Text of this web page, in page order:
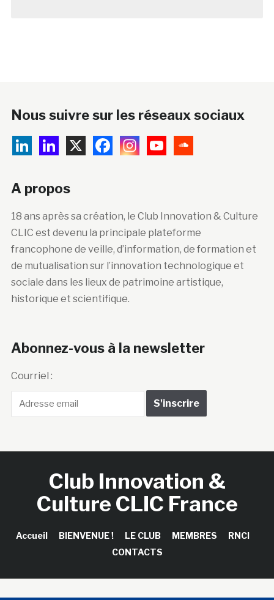
Nous suivre sur les réseaux sociaux
A propos
18 ans après sa création, le Club Innovation & Culture
CLIC est devenu la principale plateforme
francophone de veille, d’information, de formation et
de mutualisation sur l’innovation technologique et
sociale dans les lieux de patrimoine artistique,
historique et scientifique.
Abonnez-vous à la newsletter
Courriel :
Club Innovation &
Culture CLIC France
Accueil BIENVENUE ! LE CLUB MEMBRES
RNCI
CONTACTS